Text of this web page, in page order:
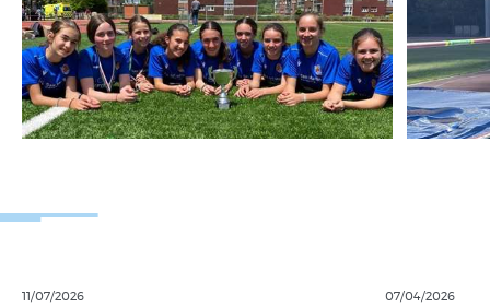
11/07/2026 07/04/2026